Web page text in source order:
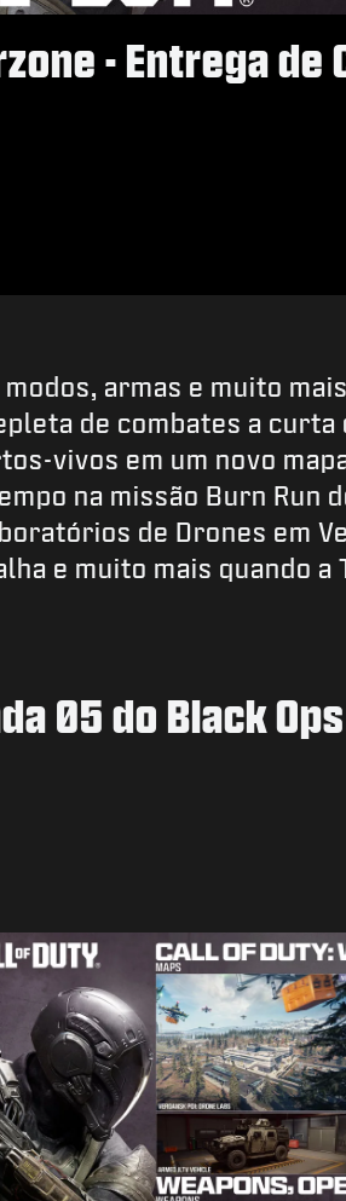
- Entrega
armas e muito
de combates a curta
vivos em um novo
na missão Burn Run
de Drones em
e muito mais quando a
05 do Black